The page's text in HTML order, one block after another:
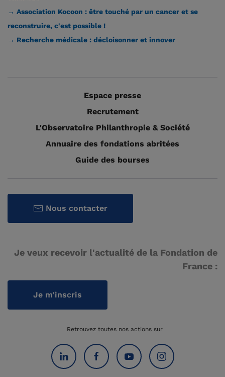
→ Association Kocoon : être touché par un cancer et se
reconstruire, c'est possible !
→ Recherche médicale : décloisonner et innover
Espace presse
Recrutement
L'Observatoire Philanthropie & Société
Annuaire des fondations abritées
Guide des bourses
Nous contacter
Je veux recevoir l'actualité de la Fondation de
France :
Je m'inscris
Retrouvez toutes nos actions sur